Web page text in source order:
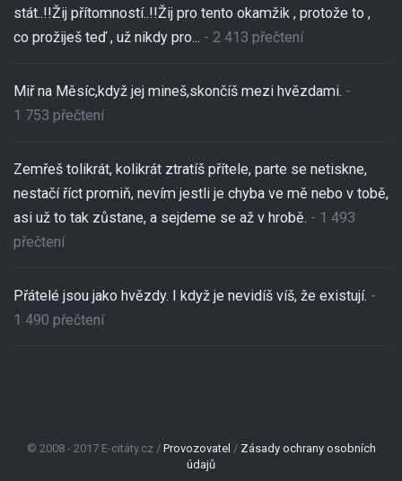
stát..!!Žij přítomností..!!Žij pro tento okamžik , protože to ,
co prožiješ teď , už nikdy pro... - 2 413 přečtení
Miř na Měsíc,když jej mineš,skončíš mezi hvězdami. -
1 753 přečtení
Zemřeš tolikrát, kolikrát ztratíš přítele, parte se netiskne,
nestačí říct promiň, nevím jestli je chyba ve mě nebo v tobě,
asi už to tak zůstane, a sejdeme se až v hrobě. - 1 493
přečtení
Přátelé jsou jako hvězdy. I když je nevidíš víš, že existují. -
1 490 přečtení
© 2008 - 2017 E-citáty.cz / Provozovatel / Zásady ochrany osobních
údajů